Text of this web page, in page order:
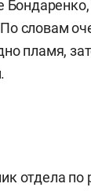
Бондаренко,
словам
пламя,
отдела по